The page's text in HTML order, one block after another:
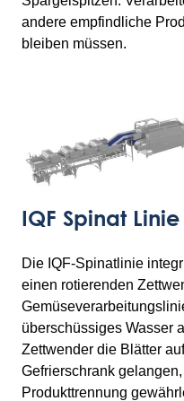
andere empfindliche
bleiben müssen.
IQF Spinat Linie
Die IQF-Spinatlinie
einen rotierenden
überschüssiges Wasser
Zettwender die Blätter
Gefrierschrank
Produkttrennung